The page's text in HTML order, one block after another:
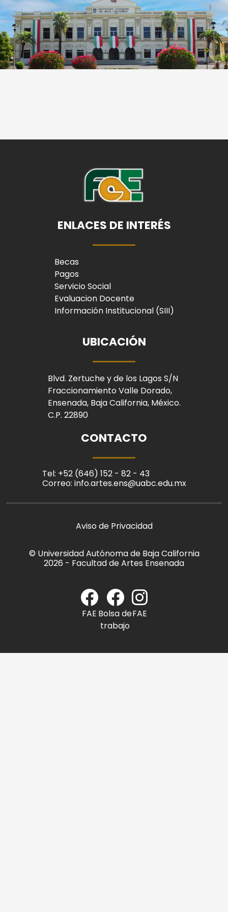
ENLACES DE INTERÉS
Becas
Pagos
Servicio Social
Evaluacion Docente
Información Institucional (SIII)
UBICACIÓN
Blvd. Zertuche y de los Lagos S/N
Fraccionamiento Valle Dorado,
Ensenada, Baja California, México.
C.P. 22890
CONTACTO
Tel: +52 (646) 152 - 82 - 43
Correo: info.artes.ens@uabc.edu.mx
Aviso de Privacidad
© Universidad Autónoma de Baja California
2026 - Facultad de Artes Ensenada
FAE Bolsa de
trabajo
FAE